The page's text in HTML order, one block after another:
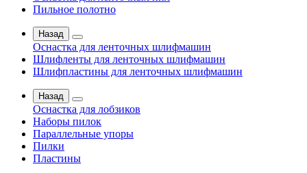
Пильное полотно
Назад
Оснастка для ленточных шлифмашин
Шлифленты для ленточных шлифмашин
Шлифпластины для ленточных шлифмашин
Назад
Оснастка для лобзиков
Наборы пилок
Параллельные упоры
Пилки
Пластины